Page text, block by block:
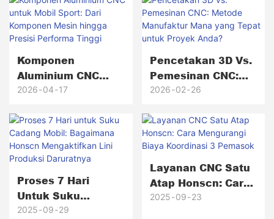
Komponen
Aluminium CNC
Untuk Mobil Sport:
Mesin Hingga
Presisi Performa
Tinggi
2026 04 17
Pencetakan 3D Vs.
Pemesinan CNC:
Metode Manufaktur
Untuk Proyek
Anda?
2026 02 26
Proses 7 Hari
Untuk Suku
Cadang Mobil:
2025 09 29
Layanan CNC Satu
Atap Honscn: Cara
Mengurangi Biaya
2025 09 23